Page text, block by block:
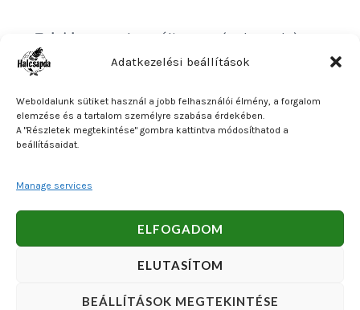
Adatkezelési beállítások
Weboldalunk sütiket használ a jobb felhasználói élmény, a forgalom
elemzése és a tartalom személyre szabása érdekében.
A "Részletek megtekintése" gombra kattintva módosíthatod a
beállításaidat.
Manage services
ELFOGADOM
ELUTASÍTOM
BEÁLLÍTÁSOK MEGTEKINTÉSE
Tulajdonos
: Bakos Bálint E. V. (Halcsapda)
Székhely és postacím: 2890 Tata, Nyárfa u. 7.
Közösségi adószám: HU90921379
Bankszámlaszám: OTP Bank 11740047-27102600
by Bakos Bálint E. V. (Halcsapda).